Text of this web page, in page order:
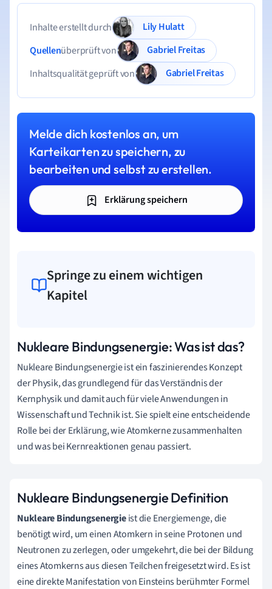
Inhalte erstellt durch
Lily Hulatt
Quellenüberprüft von
Gabriel Freitas
Inhaltsqualität geprüft von
Gabriel Freitas
Melde dich kostenlos an, um
Karteikarten zu speichern, zu
bearbeiten und selbst zu erstellen.
Erklärung speichern
Springe zu einem wichtigen
Kapitel
Nukleare Bindungsenergie: Was ist das?
Nukleare Bindungsenergie ist ein faszinierendes Konzept
der Physik, das grundlegend für das Verständnis der
Kernphysik und damit auch für viele Anwendungen in
Wissenschaft und Technik ist. Sie spielt eine entscheidende
Rolle bei der Erklärung, wie Atomkerne zusammenhalten
und was bei Kernreaktionen genau passiert.
Nukleare Bindungsenergie Definition
Nukleare Bindungsenergieist die Energiemenge, die
benötigt wird, um einen Atomkern in seine Protonen und
Neutronen zu zerlegen, oder umgekehrt, die bei der Bildung
eines Atomkerns aus diesen Teilchen freigesetzt wird. Es ist
eine direkte Manifestation von Einsteins berühmter Formel